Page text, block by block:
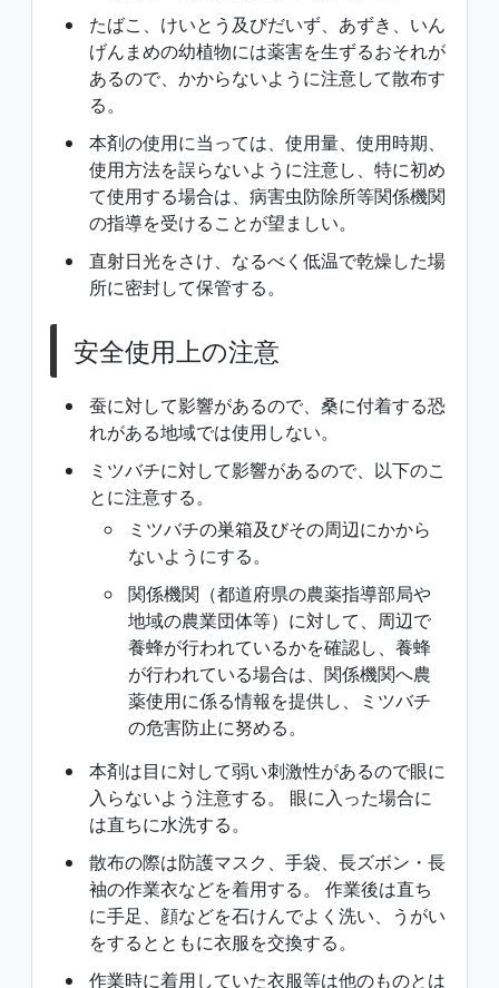
たばこ、けいとう及びだいず、あずき、いん
げんまめの幼植物には薬害を生ずるおそれが
あるので、かからないように注意して散布す
る。
本剤の使用に当っては、使用量、使用時期、
使用方法を誤らないように注意し、特に初め
て使用する場合は、病害虫防除所等関係機関
の指導を受けることが望ましい。
直射日光をさけ、なるべく低温で乾燥した場
所に密封して保管する。
安全使用上の注意
蚕に対して影響があるので、桑に付着する恐
れがある地域では使用しない。
ミツバチに対して影響があるので、以下のこ
とに注意する。
ミツバチの巣箱及びその周辺にかから
ないようにする。
関係機関（都道府県の農薬指導部局や
地域の農業団体等）に対して、周辺で
養蜂が行われているかを確認し、養蜂
が行われている場合は、関係機関へ農
薬使用に係る情報を提供し、ミツバチ
の危害防止に努める。
本剤は目に対して弱い刺激性があるので眼に
入らないよう注意する。 眼に入った場合に
は直ちに水洗する。
散布の際は防護マスク、手袋、長ズボン・長
袖の作業衣などを着用する。 作業後は直ち
に手足、顔などを石けんでよく洗い、うがい
をするとともに衣服を交換する。
作業時に着用していた衣服等は他のものとは